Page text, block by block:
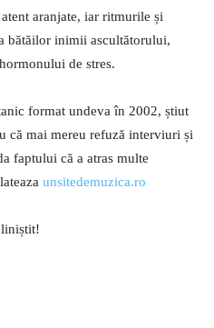
aranjate, iar ritmurile și
bătăilor inimii ascultătorului,
de stres.
format undeva în 2002, știut
că mai mereu refuză interviuri și
faptului că a atras multe
unsitedemuzica.ro
liniștit!